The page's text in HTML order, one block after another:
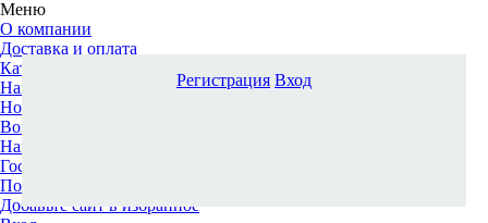
Меню
О компании
Доставка и оплата
Каталог
Наши офисы
Новости и новинки
Вопрос-ответ
Наша команда
Гос. заказчикам
Поставщикам
Добавьте сайт в избранное
Регистрация Вход